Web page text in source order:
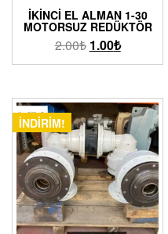
İKINCI EL ALMAN 1-30
MOTORSUZ REDÜKTÖR
2.00₺ 1.00₺
İNDIRIM!